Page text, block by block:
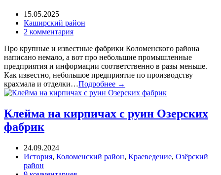
15.05.2025
Каширский район
2 комментария
Про крупные и известные фабрики Коломенского района
написано немало, а вот про небольшие промышленные
предприятия и информации соответственно в разы меньше.
Как известно, небольшое предприятие по производству
крахмала и отделки…Подробнее →
Клейма на кирпичах с руин Озерских
фабрик
24.09.2024
История, Коломенский район, Краеведение, Озёрский
район